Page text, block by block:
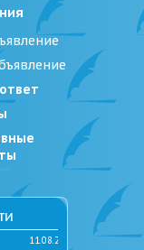
11.08.2026